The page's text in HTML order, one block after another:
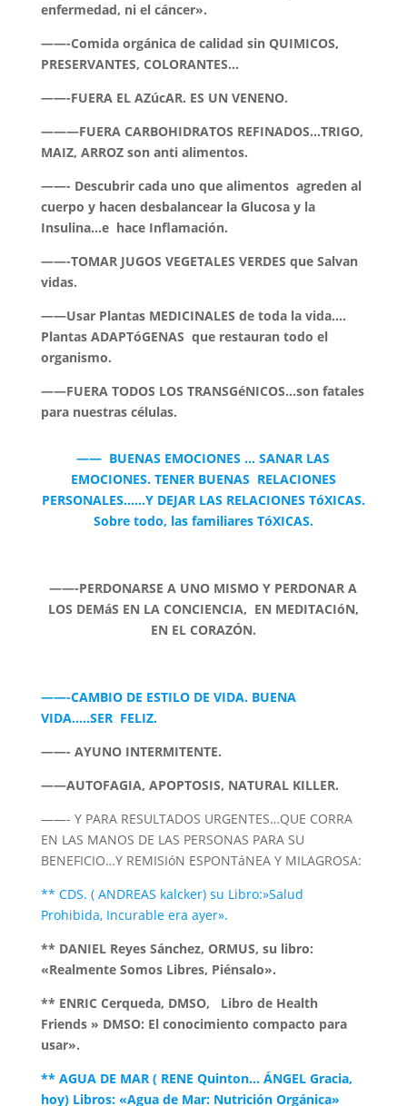
enfermedad, ni el cáncer».
——-Comida orgánica de calidad sin QUIMICOS,
PRESERVANTES, COLORANTES…
——-FUERA EL AZúcAR. ES UN VENENO.
———FUERA CARBOHIDRATOS REFINADOS…TRIGO,
MAIZ, ARROZ son anti alimentos.
——- Descubrir cada uno que alimentos agreden al
cuerpo y hacen desbalancear la Glucosa y la
Insulina…e hace Inflamación.
——-TOMAR JUGOS VEGETALES VERDES que Salvan
vidas.
——Usar Plantas MEDICINALES de toda la vida….
Plantas ADAPTóGENAS que restauran todo el
organismo.
——FUERA TODOS LOS TRANSGéNICOS…son fatales
para nuestras células.
—— BUENAS EMOCIONES … SANAR LAS
EMOCIONES. TENER BUENAS RELACIONES
PERSONALES……Y DEJAR LAS RELACIONES TóXICAS.
Sobre todo, las familiares TóXICAS.
——-PERDONARSE A UNO MISMO Y PERDONAR A
LOS DEMáS EN LA CONCIENCIA, EN MEDITACIóN,
EN EL CORAZÓN.
——-CAMBIO DE ESTILO DE VIDA. BUENA
VIDA…..SER FELIZ.
——- AYUNO INTERMITENTE.
——AUTOFAGIA, APOPTOSIS, NATURAL KILLER.
——- Y PARA RESULTADOS URGENTES…QUE CORRA
EN LAS MANOS DE LAS PERSONAS PARA SU
BENEFICIO…Y REMISIóN ESPONTáNEA Y MILAGROSA:
** CDS. ( ANDREAS kalcker) su Libro:»Salud
Prohibida, Incurable era ayer».
** DANIEL Reyes Sánchez, ORMUS, su libro:
«Realmente Somos Libres, Piénsalo».
** ENRIC Cerqueda, DMSO, Libro de Health
Friends » DMSO: El conocimiento compacto para
usar».
** AGUA DE MAR ( RENE Quinton… ÁNGEL Gracia,
hoy) Libros: «Agua de Mar: Nutrición Orgánica»